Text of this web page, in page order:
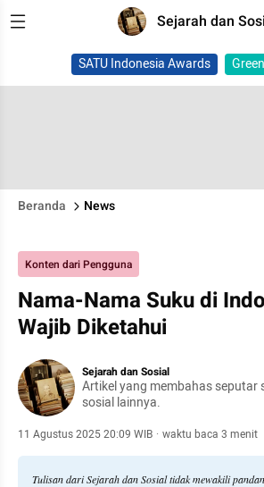
Sejarah dan
SATU Indonesia Awards
Beranda News
Konten dari Pengguna
Nama-Nama Suku di
Wajib Diketahui
Sejarah dan Sosial
Artikel yang membahas seputar
sosial lainnya.
11 Agustus 2025 20:09 WIB · waktu baca 3 menit
Tulisan dari Sejarah dan Sosial tidak mewakili